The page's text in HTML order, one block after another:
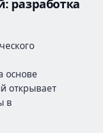
разработка
основе
открывает
в